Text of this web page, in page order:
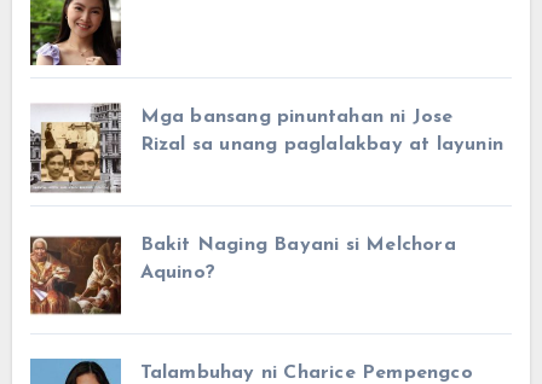
Mga bansang pinuntahan ni Jose
Rizal sa unang paglalakbay at layunin
Bakit Naging Bayani si Melchora
Aquino?
Talambuhay ni Charice Pempengco